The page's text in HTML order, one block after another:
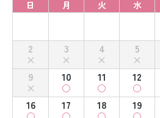
日
月 火 水
2
3 4 5
9
10 11 12
16
17 18 19